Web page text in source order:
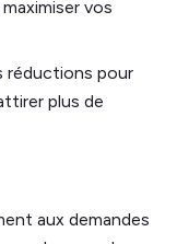
vos
réductions pour
plus de
aux demandes